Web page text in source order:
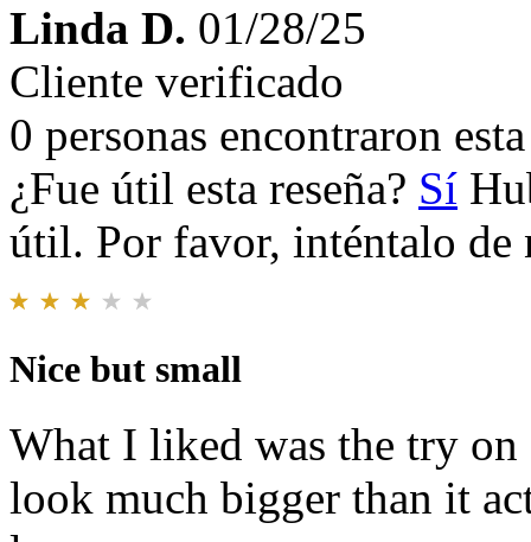
Linda D. 01/28/25
Cliente verificado
0 personas encontraron
¿Fue útil esta reseña? Sí
útil. Por favor, inténtalo de
Nice but small
What I liked was the try on
look much bigger than it